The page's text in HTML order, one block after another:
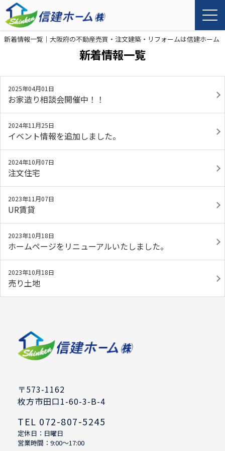
新着情報一覧｜大阪府の不動産売買・注文建築・リフォームは信建ホーム
新着情報一覧
2025年04月01日
お家造り相談会開催中！！
2024年11月25日
イベント情報を追加しました。
2024年10月07日
注文住宅
2023年11月07日
UR賃貸
2023年10月18日
ホームページをリニューアルいたしました。
2023年10月18日
売り土地
〒573-1162
枚方市田口1-60-3-B-4
TEL 072-807-5245
定休日：日曜日
営業時間：9:00～17:00